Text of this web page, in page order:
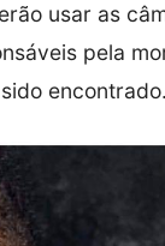
usar as
pela
encontrado.